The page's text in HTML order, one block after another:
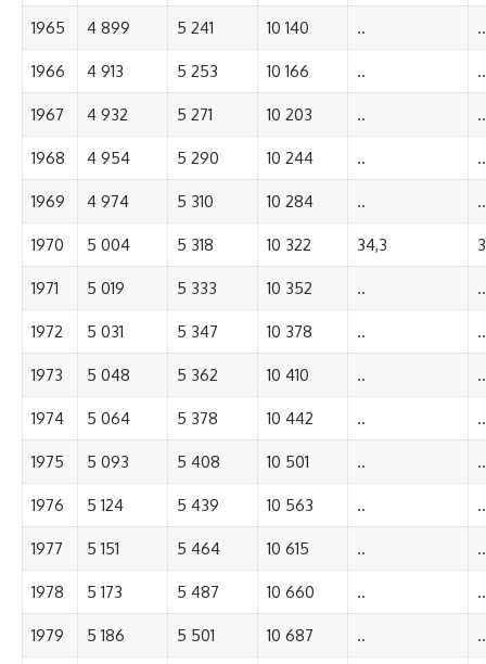
1965 4 899 5 241 10 140 .. ..
1966 4 913 5 253 10 166 .. ..
1967 4 932 5 271 10 203 .. ..
1968 4 954 5 290 10 244 .. ..
1969 4 974 5 310 10 284 .. ..
1970 5 004 5 318 10 322 34,3
1971 5 019 5 333 10 352 .. ..
1972 5 031 5 347 10 378 .. ..
1973 5 048 5 362 10 410 .. ..
1974 5 064 5 378 10 442 .. ..
1975 5 093 5 408 10 501 .. ..
1976 5 124 5 439 10 563 .. ..
1977 5 151 5 464 10 615 .. ..
1978 5 173 5 487 10 660 .. ..
1979 5 186 5 501 10 687 .. ..